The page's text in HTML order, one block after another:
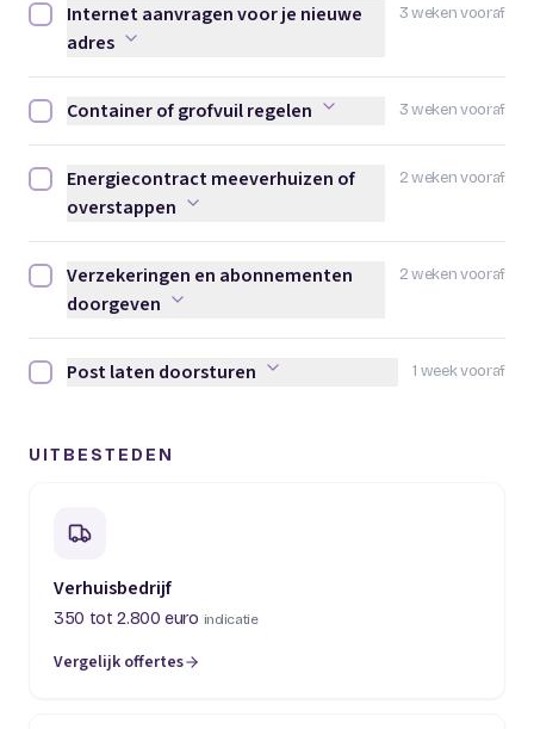
3 weken vooraf
Internet aanvragen voor je nieuwe adres afvinken
Internet aanvragen voor je nieuwe
adres
3 weken vooraf
Container of grofvuil regelen afvinken
Container of grofvuil regelen
2 weken vooraf
Energiecontract meeverhuizen of overstappen afvinken
Energiecontract meeverhuizen of
overstappen
2 weken vooraf
Verzekeringen en abonnementen doorgeven afvinken
Verzekeringen en abonnementen
doorgeven
1 week vooraf
Post laten doorsturen afvinken
Post laten doorsturen
UITBESTEDEN
Verhuisbedrijf
350 tot 2.800 euro indicatie
Vergelijk offertes
(opent in een nieuw tabblad)